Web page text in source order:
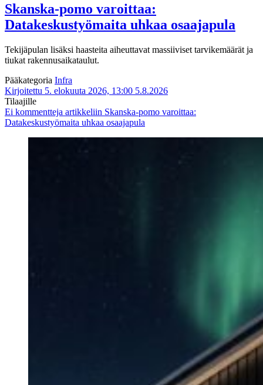
Skanska-pomo varoittaa:
Datakeskustyömaita uhkaa osaajapula
Tekijäpulan lisäksi haasteita aiheuttavat massiiviset tarvikemäärät ja
tiukat rakennusaikataulut.
Pääkategoria Infra
Kirjoitettu 5. elokuuta 2026, 13:00 5.8.2026
Tilaajille
Ei kommentteja artikkeliin Skanska-pomo varoittaa:
Datakeskustyömaita uhkaa osaajapula